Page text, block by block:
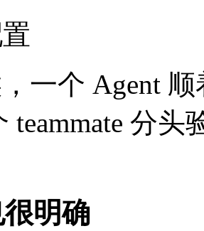
一个 Agent
teammate 分
明确